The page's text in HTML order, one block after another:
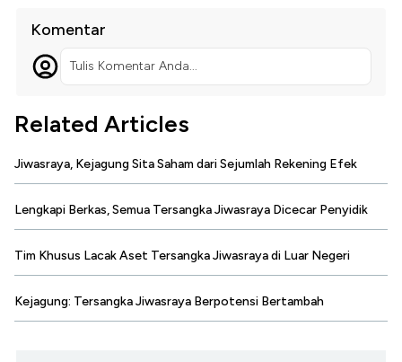
Komentar
Tulis Komentar Anda...
Related Articles
Jiwasraya, Kejagung Sita Saham dari Sejumlah Rekening Efek
Lengkapi Berkas, Semua Tersangka Jiwasraya Dicecar Penyidik
Tim Khusus Lacak Aset Tersangka Jiwasraya di Luar Negeri
Kejagung: Tersangka Jiwasraya Berpotensi Bertambah